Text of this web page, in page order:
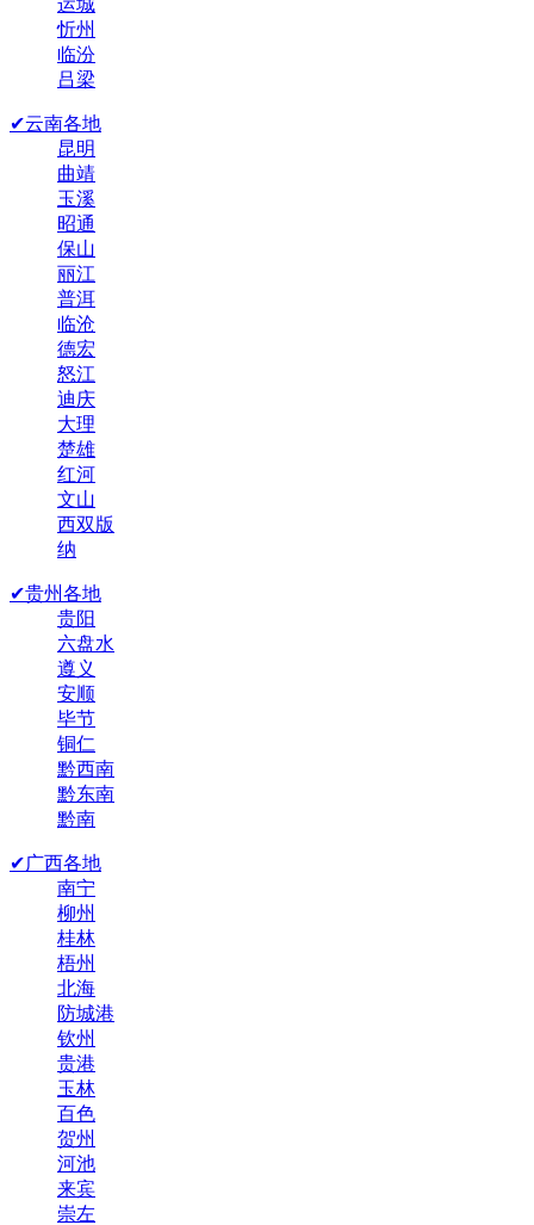
忻州
临汾
吕梁
✔云南各地
昆明
曲靖
玉溪
昭通
保山
丽江
普洱
临沧
德宏
怒江
迪庆
大理
楚雄
红河
文山
西双版
纳
✔贵州各地
贵阳
六盘水
遵义
安顺
毕节
铜仁
黔西南
黔东南
黔南
✔广西各地
南宁
柳州
桂林
梧州
北海
防城港
钦州
贵港
玉林
百色
贺州
河池
来宾
崇左